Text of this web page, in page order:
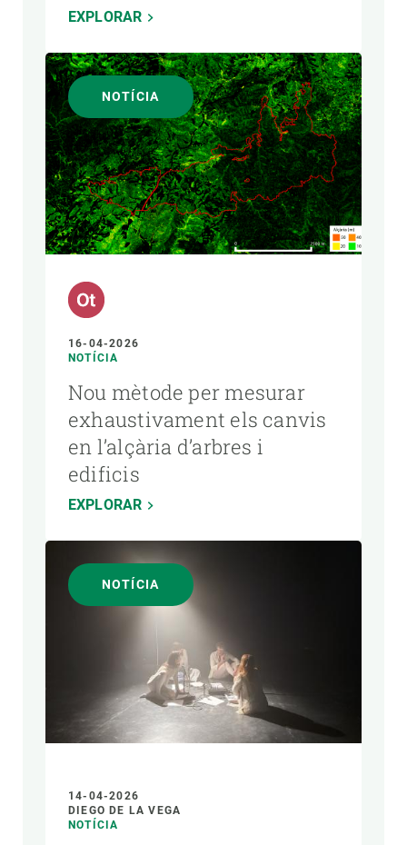
EXPLORAR
NOTÍCIA
16-04-2026
NOTÍCIA
Nou mètode per mesurar
exhaustivament els canvis
en l’alçària d’arbres i
edificis
EXPLORAR
NOTÍCIA
14-04-2026
DIEGO DE LA VEGA
NOTÍCIA